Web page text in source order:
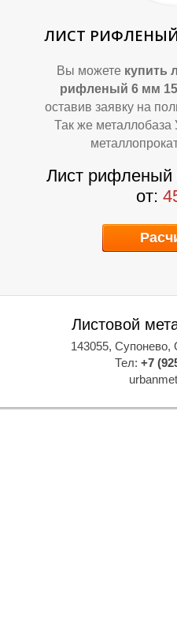
ЛИСТ
Вы можете купить
рифленый 6 мм
оставив заявку на
Так же металлобаза
Лист
от:
Листовой
143055, Супонево,
Тел: +7